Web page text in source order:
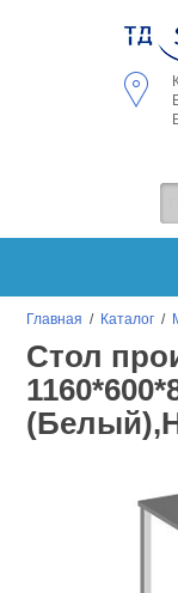
Главная / Каталог /
Стол